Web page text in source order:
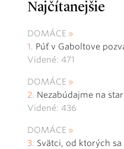
Najčítanejšie
DOMÁCE
Púť v Gaboltove
Videné: 471
DOMÁCE
Nezabúdajme na
Videné: 436
DOMÁCE
Svätci, od ktorých